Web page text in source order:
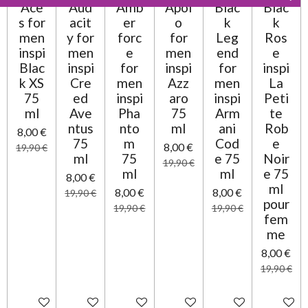
Ace
s for
men
inspi
Blac
k XS
75
ml
8,00 €
19,90 €
Ajouter au panier
Aud
acit
y for
men
inspi
Cre
ed
Ave
ntus
75
ml
8,00 €
19,90 €
Ajouter au panier
Amb
er
forc
e
for
men
inspi
Pha
nto
m
75
ml
8,00 €
19,90 €
Ajouter au panier
Apol
o
for
men
inspi
Azz
aro
75
ml
8,00 €
19,90 €
Ajouter au panier
Blac
k
Leg
end
for
men
inspi
Arm
ani
Cod
e 75
ml
8,00 €
19,90 €
Ajouter au panier
Blac
k
Ros
e
inspi
La
Peti
te
Rob
e
Noir
e 75
ml
pour
fem
me
8,00 €
19,90 €
Ajouter